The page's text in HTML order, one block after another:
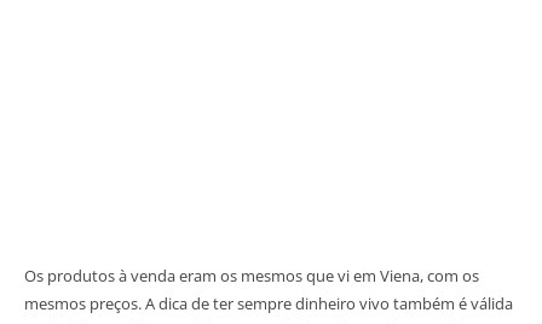
Os produtos à venda eram os mesmos que vi em Viena, com os
mesmos preços. A dica de ter sempre dinheiro vivo também é válida